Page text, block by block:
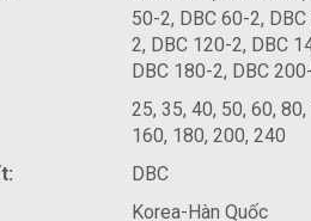
50-2, DBC 60-2,
2, DBC 120-2, DBC
DBC 180-2, DBC
25, 35, 40, 50, 60,
160, 180, 200, 240
DBC
Korea-Hàn Quốc